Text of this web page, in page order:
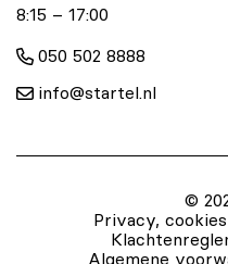
8:15 – 17:00
050 502 8888
info@startel.nl
©
Privacy,
Algemene